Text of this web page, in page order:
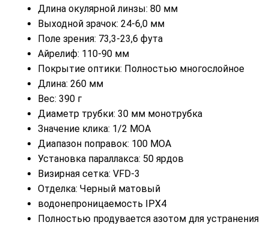
Длина окулярной линзы: 80 мм
Выходной зрачок: 24-6,0 мм
Поле зрения: 73,3-23,6 фута
Айрелиф: 110-90 мм
Покрытие оптики: Полностью многослойное
Длина: 260 мм
Вес: 390 г
Диаметр трубки: 30 мм монотрубка
Значение клика: 1/2 MOA
Диапазон поправок: 100 МОА
Установка параллакса: 50 ярдов
Визирная сетка: VFD-3
Отделка: Черный матовый
водонепроницаемость IPX4
Полностью продувается азотом для устранения